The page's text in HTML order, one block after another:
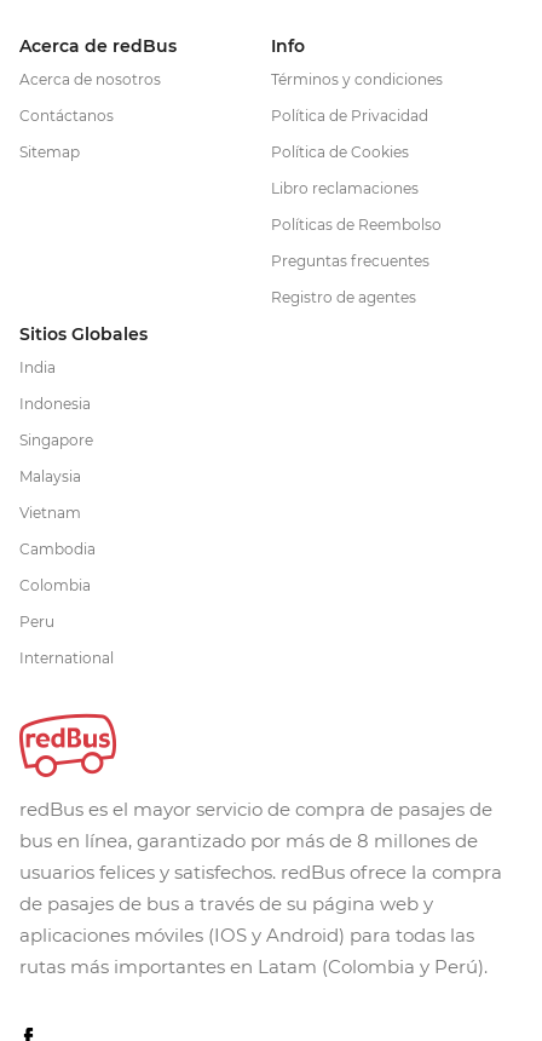
Acerca de redBus
Acerca de nosotros
Contáctanos
Sitemap
Info
Términos y condiciones
Política de Privacidad
Política de Cookies
Libro reclamaciones
Políticas de Reembolso
Preguntas frecuentes
Registro de agentes
Sitios Globales
India
Indonesia
Singapore
Malaysia
Vietnam
Cambodia
Colombia
Peru
International
redBus es el mayor servicio de compra de pasajes de
bus en línea, garantizado por más de 8 millones de
usuarios felices y satisfechos. redBus ofrece la compra
de pasajes de bus a través de su página web y
aplicaciones móviles (IOS y Android) para todas las
rutas más importantes en Latam (Colombia y Perú).